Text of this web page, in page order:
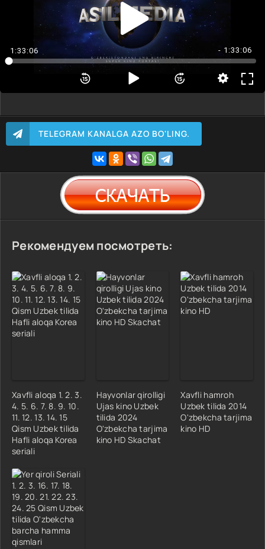
1:33:06 - 1:33:06
TELEGRAM KANALGA AZO BO'LING.
Рекомендуем посмотреть:
Xavfli aloqa 1. 2. 3.
4. 5. 6. 7. 8. 9. 10.
11. 12. 13. 14. 15
Qism Uzbek tilida
Hafli aloqa Korea
seriali
Hayvonlar qirolligi
Ujas kino Uzbek
tilida 2024
O'zbekcha tarjima
kino HD Skachat
Xavfli hamroh
Uzbek tilida 2014
O'zbekcha tarjima
kino HD